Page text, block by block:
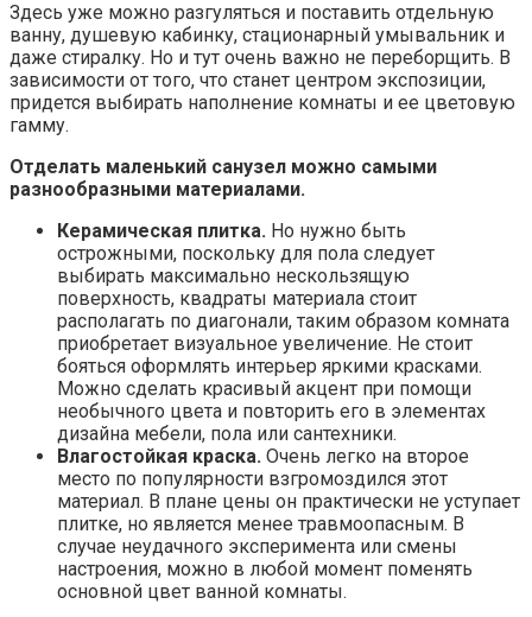
Здесь уже можно разгуляться и поставить отдельную
ванну, душевую кабинку, стационарный умывальник и
даже стиралку. Но и тут очень важно не переборщить. В
зависимости от того, что станет центром экспозиции,
придется выбирать наполнение комнаты и ее цветовую
гамму.
Отделать маленький санузел можно самыми
разнообразными материалами.
Керамическая плитка. Но нужно быть
острожными, поскольку для пола следует
выбирать максимально нескользящую
поверхность, квадраты материала стоит
располагать по диагонали, таким образом комната
приобретает визуальное увеличение. Не стоит
бояться оформлять интерьер яркими красками.
Можно сделать красивый акцент при помощи
необычного цвета и повторить его в элементах
дизайна мебели, пола или сантехники.
Влагостойкая краска. Очень легко на второе
место по популярности взгромоздился этот
материал. В плане цены он практически не уступает
плитке, но является менее травмоопасным. В
случае неудачного эксперимента или смены
настроения, можно в любой момент поменять
основной цвет ванной комнаты.